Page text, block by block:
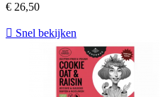
€ 26,50
 Snel bekijken